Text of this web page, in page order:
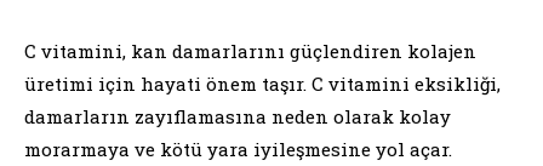
C vitamini, kan damarlarını güçlendiren kolajen
üretimi için hayati önem taşır. C vitamini eksikliği,
damarların zayıflamasına neden olarak kolay
morarmaya ve kötü yara iyileşmesine yol açar.